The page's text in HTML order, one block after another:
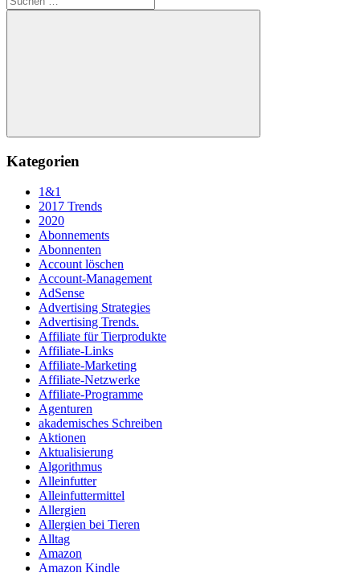
nach:
Suchen
Kategorien
1&1
2017 Trends
2020
Abonnements
Abonnenten
Account löschen
Account-Management
AdSense
Advertising Strategies
Advertising Trends.
Affiliate für Tierprodukte
Affiliate-Links
Affiliate-Marketing
Affiliate-Netzwerke
Affiliate-Programme
Agenturen
akademisches Schreiben
Aktionen
Aktualisierung
Algorithmus
Alleinfutter
Alleinfuttermittel
Allergien
Allergien bei Tieren
Alltag
Amazon
Amazon Kindle